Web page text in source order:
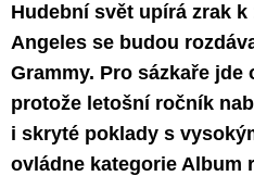
Hudební svět upírá zrak k
Angeles se budou
Grammy. Pro sázkaře
protože letošní ročník
i skryté poklady s
ovládne kategorie Album